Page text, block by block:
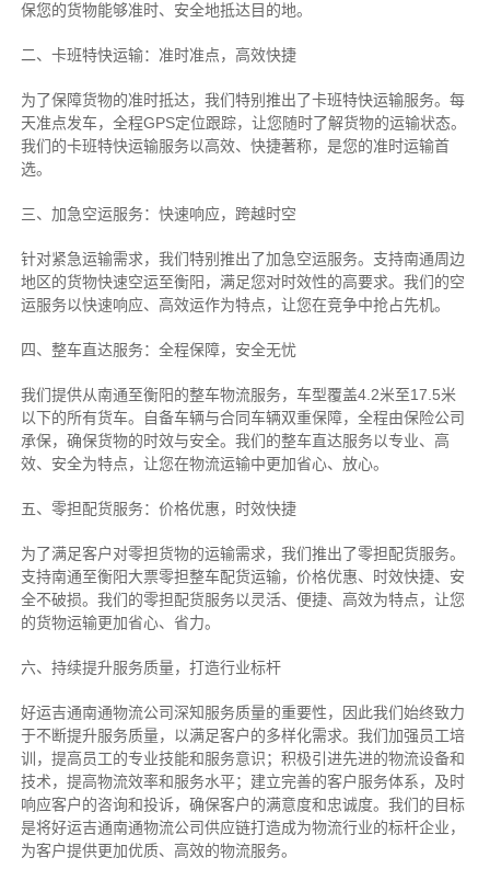
保您的货物能够准时、安全地抵达目的地。
二、卡班特快运输：准时准点，高效快捷
为了保障货物的准时抵达，我们特别推出了卡班特快运输服务。每
天准点发车，全程GPS定位跟踪，让您随时了解货物的运输状态。
我们的卡班特快运输服务以高效、快捷著称，是您的准时运输首
选。
三、加急空运服务：快速响应，跨越时空
针对紧急运输需求，我们特别推出了加急空运服务。支持南通周边
地区的货物快速空运至衡阳，满足您对时效性的高要求。我们的空
运服务以快速响应、高效运作为特点，让您在竞争中抢占先机。
四、整车直达服务：全程保障，安全无忧
我们提供从南通至衡阳的整车物流服务，车型覆盖4.2米至17.5米
以下的所有货车。自备车辆与合同车辆双重保障，全程由保险公司
承保，确保货物的时效与安全。我们的整车直达服务以专业、高
效、安全为特点，让您在物流运输中更加省心、放心。
五、零担配货服务：价格优惠，时效快捷
为了满足客户对零担货物的运输需求，我们推出了零担配货服务。
支持南通至衡阳大票零担整车配货运输，价格优惠、时效快捷、安
全不破损。我们的零担配货服务以灵活、便捷、高效为特点，让您
的货物运输更加省心、省力。
六、持续提升服务质量，打造行业标杆
好运吉通南通物流公司深知服务质量的重要性，因此我们始终致力
于不断提升服务质量，以满足客户的多样化需求。我们加强员工培
训，提高员工的专业技能和服务意识；积极引进先进的物流设备和
技术，提高物流效率和服务水平；建立完善的客户服务体系，及时
响应客户的咨询和投诉，确保客户的满意度和忠诚度。我们的目标
是将好运吉通南通物流公司供应链打造成为物流行业的标杆企业，
为客户提供更加优质、高效的物流服务。